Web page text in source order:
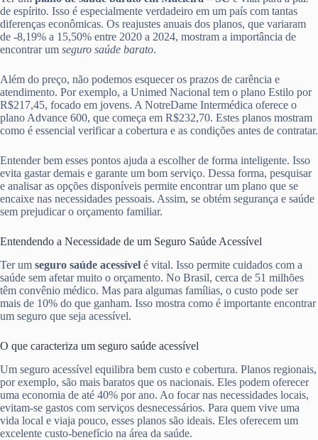
de espírito. Isso é especialmente verdadeiro em um país com tantas
diferenças econômicas. Os reajustes anuais dos planos, que variaram
de -8,19% a 15,50% entre 2020 a 2024, mostram a importância de
encontrar um seguro saúde barato.
Além do preço, não podemos esquecer os prazos de carência e
atendimento. Por exemplo, a Unimed Nacional tem o plano Estilo por
R$217,45, focado em jovens. A NotreDame Intermédica oferece o
plano Advance 600, que começa em R$232,70. Estes planos mostram
como é essencial verificar a cobertura e as condições antes de contratar.
Entender bem esses pontos ajuda a escolher de forma inteligente. Isso
evita gastar demais e garante um bom serviço. Dessa forma, pesquisar
e analisar as opções disponíveis permite encontrar um plano que se
encaixe nas necessidades pessoais. Assim, se obtém segurança e saúde
sem prejudicar o orçamento familiar.
Entendendo a Necessidade de um Seguro Saúde Acessível
Ter um seguro saúde acessível é vital. Isso permite cuidados com a
saúde sem afetar muito o orçamento. No Brasil, cerca de 51 milhões
têm convênio médico. Mas para algumas famílias, o custo pode ser
mais de 10% do que ganham. Isso mostra como é importante encontrar
um seguro que seja acessível.
O que caracteriza um seguro saúde acessível
Um seguro acessível equilibra bem custo e cobertura. Planos regionais,
por exemplo, são mais baratos que os nacionais. Eles podem oferecer
uma economia de até 40% por ano. Ao focar nas necessidades locais,
evitam-se gastos com serviços desnecessários. Para quem vive uma
vida local e viaja pouco, esses planos são ideais. Eles oferecem um
excelente custo-benefício na área da saúde.